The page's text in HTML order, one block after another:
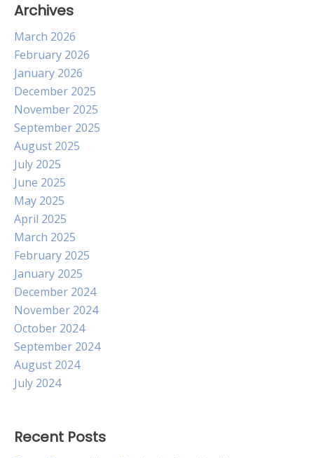
Archives
March 2026
February 2026
January 2026
December 2025
November 2025
September 2025
August 2025
July 2025
June 2025
May 2025
April 2025
March 2025
February 2025
January 2025
December 2024
November 2024
October 2024
September 2024
August 2024
July 2024
Recent Posts